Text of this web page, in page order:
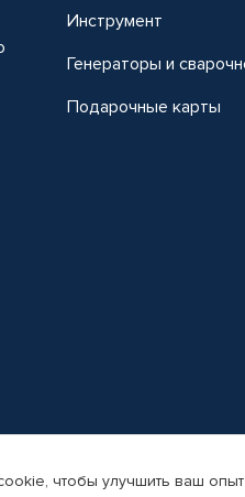
Инструмент
Генераторы и
Подарочные карты
защищены. Интернет-магазин
чтобы улучшить ваш